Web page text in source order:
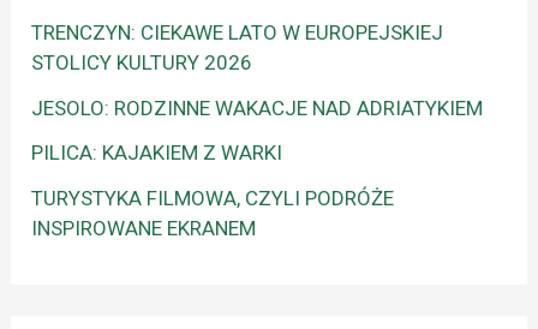
TRENCZYN: CIEKAWE LATO W EUROPEJSKIEJ
STOLICY KULTURY 2026
JESOLO: RODZINNE WAKACJE NAD ADRIATYKIEM
PILICA: KAJAKIEM Z WARKI
TURYSTYKA FILMOWA, CZYLI PODRÓŻE
INSPIROWANE EKRANEM